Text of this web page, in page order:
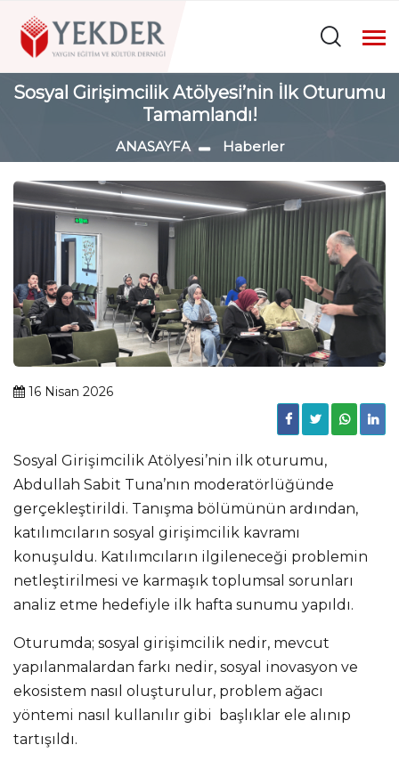
Sosyal Girişimcilik Atölyesi’nin İlk Oturumu
Tamamlandı!
ANASAYFA Haberler
16 Nisan 2026
Sosyal Girişimcilik Atölyesi’nin ilk oturumu,
Abdullah Sabit Tuna’nın moderatörlüğünde
gerçekleştirildi. Tanışma bölümünün ardından,
katılımcıların sosyal girişimcilik kavramı
konuşuldu. Katılımcıların ilgileneceği problemin
netleştirilmesi ve karmaşık toplumsal sorunları
analiz etme hedefiyle ilk hafta sunumu yapıldı.
Oturumda; sosyal girişimcilik nedir, mevcut
yapılanmalardan farkı nedir, sosyal inovasyon ve
ekosistem nasıl oluşturulur, problem ağacı
yöntemi nasıl kullanılır gibi başlıklar ele alınıp
tartışıldı.